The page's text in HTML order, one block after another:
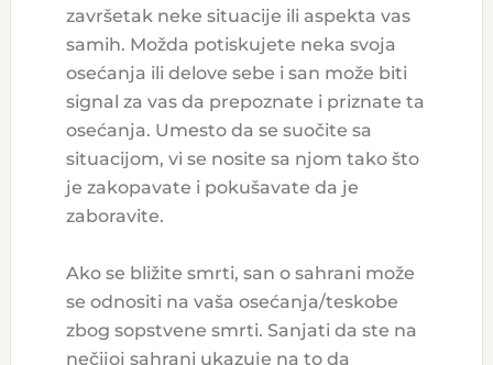
završetak neke situacije ili aspekta vas
samih. Možda potiskujete neka svoja
osećanja ili delove sebe i san može biti
signal za vas da prepoznate i priznate ta
osećanja. Umesto da se suočite sa
situacijom, vi se nosite sa njom tako što
je zakopavate i pokušavate da je
zaboravite.
Ako se bližite smrti, san o sahrani može
se odnositi na vaša osećanja/teskobe
zbog sopstvene smrti. Sanjati da ste na
nečijoj sahrani ukazuje na to da